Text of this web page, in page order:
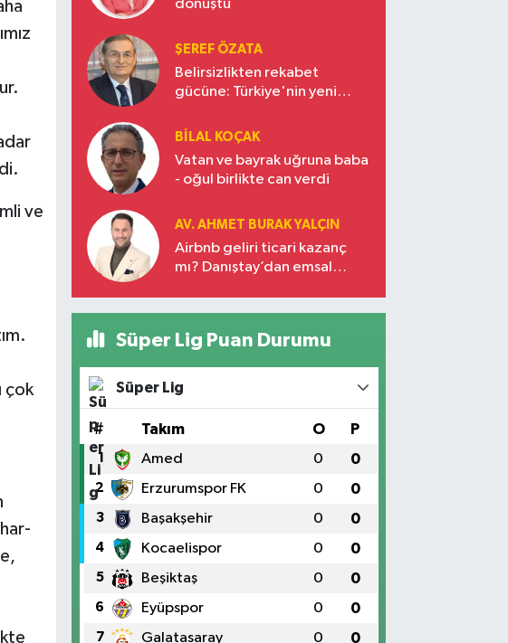
ve
çok
dönüştü
ŞEREF ÖZATA
Belirsizlikten rekabet
gücüne: Türkiye'nin yeni
BILAL KOÇAK
Vatan ve bayrak uğruna baba
- oğul birlikte can verdi
AV. AHMET BURAK YALÇIN
Airbnb geliri ticari kazanç
mı? Danıştay’dan emsal
Süper Lig Puan Durumu
Süper Lig
# Takım O P
1 Amed 0 0
2 Erzurumspor FK 0 0
3 Başakşehir 0 0
4 Kocaelispor 0 0
5 Beşiktaş 0 0
6 Eyüpspor 0 0
7 Galatasaray 0 0